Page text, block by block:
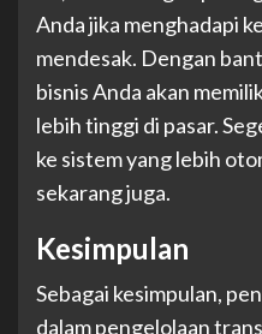
Anda jika menghadapi
mendesak. Dengan
bisnis Anda akan
lebih tinggi di pasar.
ke sistem yang lebih
sekarang juga.
Kesimpulan
Sebagai kesimpulan,
dalam pengelolaan